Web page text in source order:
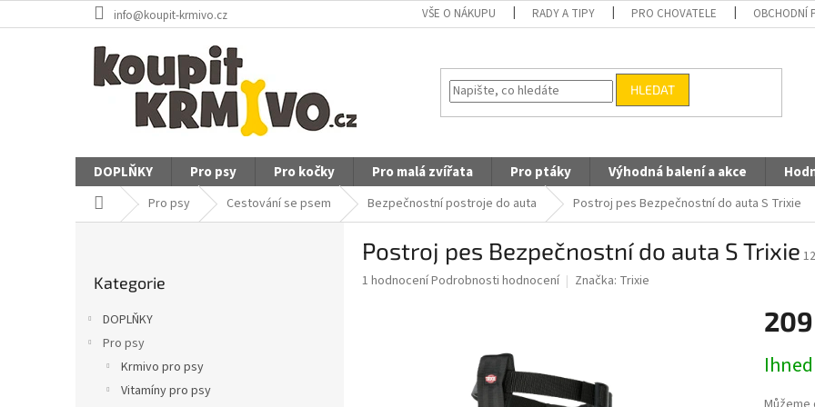
na
info@koupit-krmivo.cz VŠE O NÁKUPU RADY A TIPY PRO CHOVATELE OBCHODNÍ
HLEDAT
DOPLŇKY Pro psy Pro kočky Pro malá zvířata Pro ptáky Výhodná balení a akce
Domů Pro psy Cestování se psem Bezpečnostní postroje do auta Postroj pes Bezpečnostní do auta S Trixie
kategorie
Kategorie
DOPLŇKY
Pro psy
Krmivo pro psy
Vitamíny pro psy
Postroj pes Bezpečnostní do auta S Trixie
Průměrné
1 hodnoceníPodrobnosti hodnocení Značka: Trixie
cena: